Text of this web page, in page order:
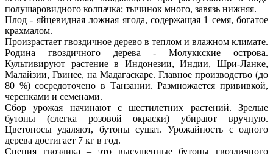
полушаровидного колпачка; тычинок много, завязь нижняя.
Плод - яйцевидная ложная ягода, содержащая 1 семя, богатое
крахмалом.
Произрастает гвоздичное дерево в теплом и влажном климате.
Родина гвоздичного дерева - Молуккские острова.
Культивируют растение в Индонезии, Индии, Шри-Ланке,
Малайзии, Гвинее, на Мадагаскаре. Главное производство (до
80 %) сосредоточено в Танзании. Размножается прививкой,
черенками и семенами.
Сбор урожая начинают с шестилетних растений. Зрелые
бутоны (слегка розовой окраски) убирают вручную.
Цветоносы удаляют, бутоны сушат. Урожайность с одного
дерева достигает 7 кг в год.
Специя гвоздика – это высушенные бутоны гвоздичного